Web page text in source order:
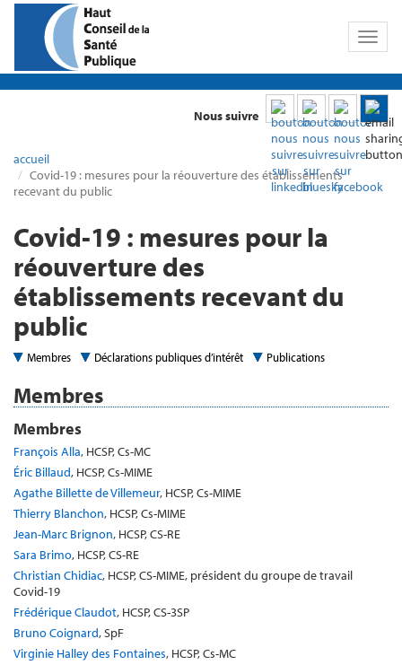
Toggle
Nous suivre
accueil
Covid-19 : mesures pour la réouverture des établissements
recevant du public
Covid-19 : mesures pour la
réouverture des
établissements recevant du
public
Membres Déclarations publiques d’intérêt Publications
Membres
Membres
François Alla, HCSP, Cs-MC
Éric Billaud, HCSP, Cs-MIME
Agathe Billette de Villemeur, HCSP, Cs-MIME
Thierry Blanchon, HCSP, Cs-MIME
Jean-Marc Brignon, HCSP, CS-RE
Sara Brimo, HCSP, CS-RE
Christian Chidiac, HCSP, CS-MIME, président du groupe de travail
Covid-19
Frédérique Claudot, HCSP, CS-3SP
Bruno Coignard, SpF
Virginie Halley des Fontaines, HCSP, Cs-MC